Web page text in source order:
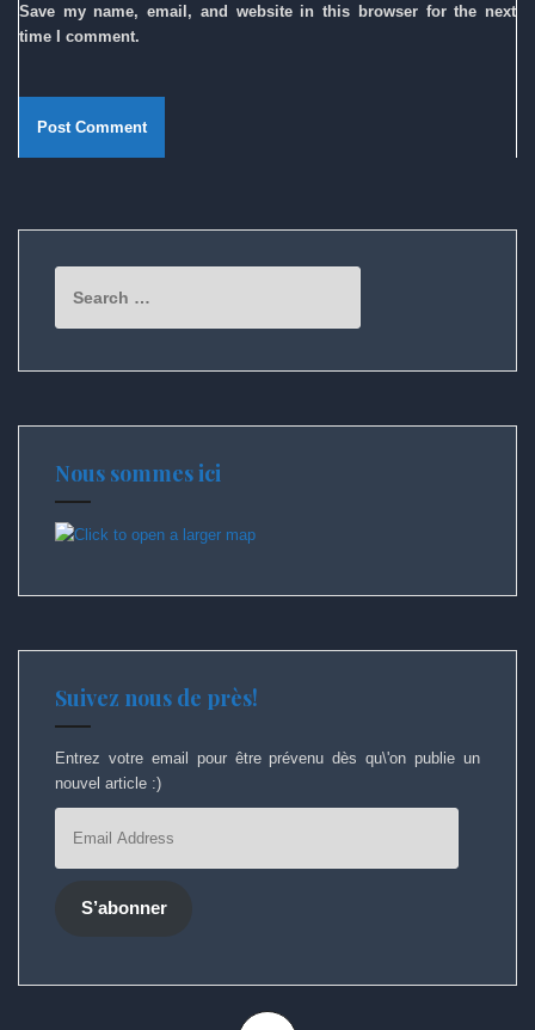
Save my name, email, and website in this browser for the next
time I comment.
for:
Nous sommes ici
Suivez nous de près!
Entrez votre email pour être prévenu dès qu\'on publie un
nouvel article :)
Address
S’abonner